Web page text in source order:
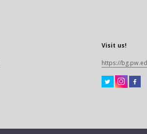
Visit us!
https://